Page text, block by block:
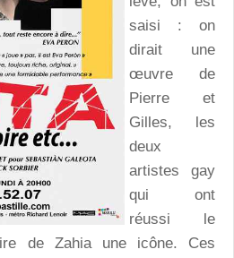
saisi : on
dirait une
œuvre de
Pierre et
Gilles, les
deux
artistes gay
qui ont
réussi le
de Zahia une icône. Ces